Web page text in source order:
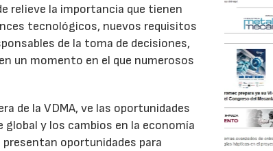
relieve la importancia que tienen
tecnológicos, nuevos requisitos
de la toma de decisiones,
un momento en el que numerosos
de la VDMA, ve las oportunidades
global y los cambios en la economía
oportunidades para